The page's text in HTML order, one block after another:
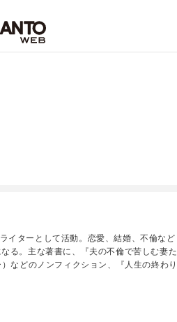
イターとして活動。恋愛、結婚、不倫など
る。主な著書に、『夫の不倫で苦しむ妻た
などのノンフィクション、『人生の終わり